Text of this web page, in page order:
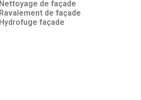
Nettoyage de façade
Ravalement de façade
Hydrofuge façade